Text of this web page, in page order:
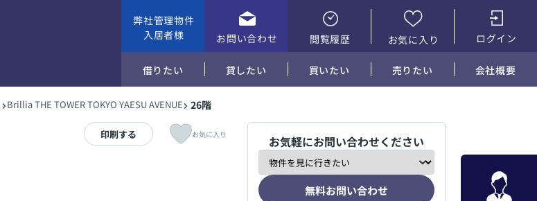
弊社管理物件
入居者様
お問い合わせ 閲覧履歴 お気に入り ログイン
借りたい 貸したい 買いたい 売りたい 会社概要
Brillia THE TOWER TOKYO YAESU AVENUE 26階
印刷する お気に入り お気軽にお問い合わせください
無料お問い合わせ